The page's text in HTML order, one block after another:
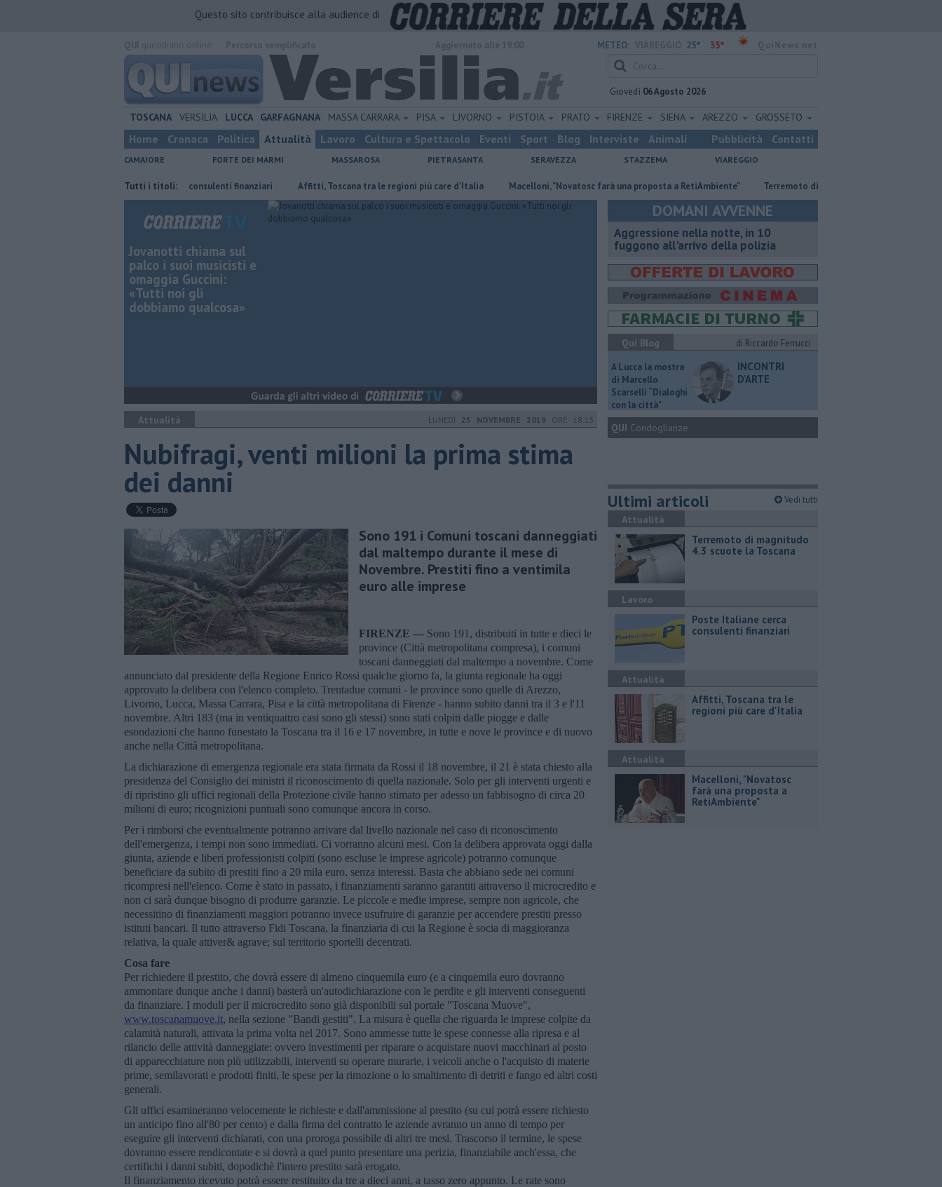
Questo sito contribuisce alla audience di
METEO: 25° 35°
Giovedì 06 Agosto 2026
TOSCANA VERSILIA LUCCA GARFAGNANA MASSA CARRARA PISA LIVORNO PISTOIA PRATO FIRENZE SIENA AREZZO GROSSETO
Home Cronaca Politica Attualità Lavoro Cultura e Spettacolo Eventi Sport Blog Interviste Animali Pubblicità Contatti
CAMAIORE FORTE DEI MARMI MASSAROSA PIETRASANTA SERAVEZZA STAZZEMA VIAREGGIO
Tutti i titoli:
Poste Italiane cerca consulenti finanziari Affitti, Toscana tra le regioni più care d'Italia Macelloni, "Novatosc farà una proposta a RetiAmbiente" Terremoto di magnitudo 4.3 scuote la Toscana
Jovanotti chiama sul
palco i suoi musicisti e
omaggia Guccini:
«Tutti noi gli
dobbiamo qualcosa»
Attualità LUNEDÌ 25 NOVEMBRE 2019 ORE 18:15
Nubifragi, venti milioni la prima stima
dei danni
Sono 191 i Comuni toscani danneggiati
dal maltempo durante il mese di
Novembre. Prestiti fino a ventimila
euro alle imprese
FIRENZE — Sono 191, distribuiti in tutte e dieci le
province (Città metropolitana compresa), i comuni
toscani danneggiati dal maltempo a novembre. Come
annunciato dal presidente della Regione Enrico Rossi qualche giorno fa, la giunta regionale ha oggi
approvato la delibera con l'elenco completo. Trentadue comuni - le province sono quelle di Arezzo,
Livorno, Lucca, Massa Carrara, Pisa e la città metropolitana di Firenze - hanno subito danni tra il 3 e l'11
novembre. Altri 183 (ma in ventiquattro casi sono gli stessi) sono stati colpiti dalle piogge e dalle
esondazioni che hanno funestato la Toscana tra il 16 e 17 novembre, in tutte e nove le province e di nuovo
anche nella Città metropolitana.
La dichiarazione di emergenza regionale era stata firmata da Rossi il 18 novembre, il 21 è stata chiesto alla
presidenza del Consiglio dei ministri il riconoscimento di quella nazionale. Solo per gli interventi urgenti e
di ripristino gli uffici regionali della Protezione civile hanno stimato per adesso un fabbisogno di circa 20
milioni di euro; ricognizioni puntuali sono comunque ancora in corso.
Per i rimborsi che eventualmente potranno arrivare dal livello nazionale nel caso di riconoscimento
dell'emergenza, i tempi non sono immediati. Ci vorranno alcuni mesi. Con la delibera approvata oggi dalla
giunta, aziende e liberi professionisti colpiti (sono escluse le imprese agricole) potranno comunque
beneficiare da subito di prestiti fino a 20 mila euro, senza interessi. Basta che abbiano sede nei comuni
ricompresi nell'elenco. Come è stato in passato, i finanziamenti saranno garantiti attraverso il microcredito e
non ci sarà dunque bisogno di produrre garanzie. Le piccole e medie imprese, sempre non agricole, che
necessitino di finanziamenti maggiori potranno invece usufruire di garanzie per accendere prestiti presso
istituti bancari. Il tutto attraverso Fidi Toscana, la finanziaria di cui la Regione è socia di maggioranza
relativa, la quale attiver& agrave; sul territorio sportelli decentrati.
Cosa fare
Per richiedere il prestito, che dovrà essere di almeno cinquemila euro (e a cinquemila euro dovranno
ammontare dunque anche i danni) basterà un'autodichiarazione con le perdite e gli interventi conseguenti
da finanziare. I moduli per il microcredito sono già disponibili sul portale "Toscana Muove",
www.toscanamuove.it, nella sezione "Bandi gestiti". La misura è quella che riguarda le imprese colpite da
calamità naturali, attivata la prima volta nel 2017. Sono ammesse tutte le spese connesse alla ripresa e al
rilancio delle attività danneggiate: ovvero investimenti per riparare o acquistare nuovi macchinari al posto
di apparecchiature non più utilizzabili, interventi su operare murarie, i veicoli anche o l'acquisto di materie
prime, semilavorati e prodotti finiti, le spese per la rimozione o lo smaltimento di detriti e fango ed altri costi
generali.
Gli uffici esamineranno velocemente le richieste e dall'ammissione al prestito (su cui potrà essere richiesto
un anticipo fino all'80 per cento) e dalla firma del contratto le aziende avranno un anno di tempo per
eseguire gli interventi dichiarati, con una proroga possibile di altri tre mesi. Trascorso il termine, le spese
dovranno essere rendicontate e si dovrà a quel punto presentare una perizia, finanziabile anch'essa, che
certifichi i danni subiti, dopodichè l'intero prestito sarà erogato.
Il finanziamento ricevuto potrà essere restituito da tre a dieci anni, a tasso zero appunto. Le rate sono
DOMANI AVVENNE
Aggressione nella notte, in 10
fuggono all'arrivo della polizia
Qui Blog
di Riccardo Ferrucci
A Lucca la mostra
di Marcello
Scarselli “Dialoghi
con la città"
INCONTRI
D'ARTE
QUI Condoglianze
Ultimi articoli Vedi tutti
Attualità
Terremoto di magnitudo
4.3 scuote la Toscana
Lavoro
Poste Italiane cerca
consulenti finanziari
Attualità
Affitti, Toscana tra le
regioni più care d'Italia
Attualità
Macelloni, "Novatosc
farà una proposta a
RetiAmbiente"